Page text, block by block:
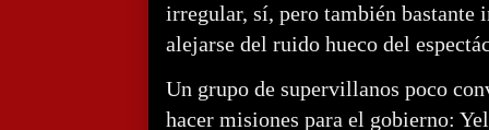
irregular, sí, pero también bastante
alejarse del ruido hueco del
Un grupo de supervillanos poco
hacer misiones para el gobierno: